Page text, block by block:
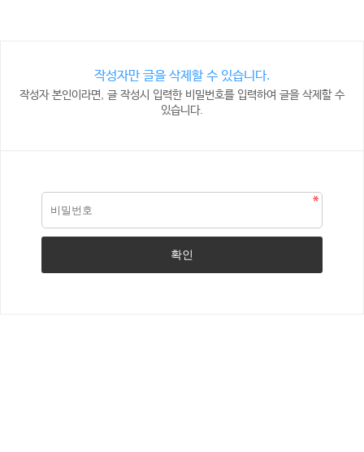
작성자만 글을 삭제할 수 있습니다.
작성자 본인이라면, 글 작성시 입력한 비밀번호를 입력하여 글을 삭제할 수
있습니다.